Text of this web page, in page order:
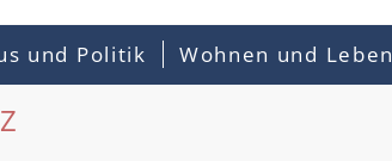
und Politik Wohnen und Leben